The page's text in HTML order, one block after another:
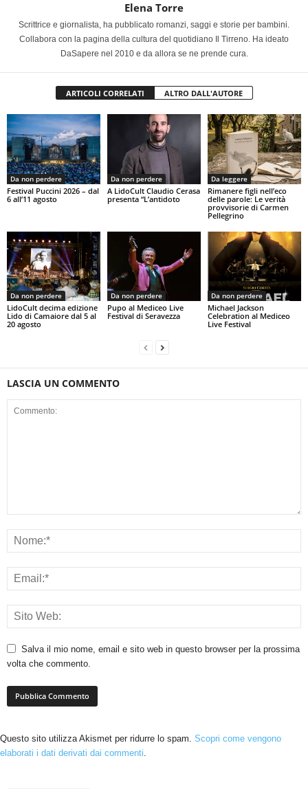
Elena Torre
Scrittrice e giornalista, ha pubblicato romanzi, saggi e storie per bambini.
Collabora con la pagina della cultura del quotidiano Il Tirreno. Ha ideato
DaSapere nel 2010 e da allora se ne prende cura.
ARTICOLI CORRELATI ALTRO DALL'AUTORE
Da non perdere
Festival Puccini 2026 – dal
6 all’11 agosto
Da non perdere
A LidoCult Claudio Cerasa
presenta “L’antidoto
Da leggere
Rimanere figli nell’eco
delle parole: Le verità
provvisorie di Carmen
Pellegrino
Da non perdere
LidoCult decima edizione
Lido di Camaiore dal 5 al
20 agosto
Da non perdere
Pupo al Mediceo Live
Festival di Seravezza
Da non perdere
Michael Jackson
Celebration al Mediceo
Live Festival
LASCIA UN COMMENTO
Salva il mio nome, email e sito web in questo browser per la prossima
volta che commento.
Questo sito utilizza Akismet per ridurre lo spam. Scopri come vengono
elaborati i dati derivati dai commenti.